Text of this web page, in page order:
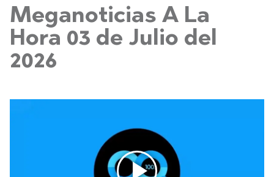
Meganoticias A La
Hora 03 de Julio del
2026